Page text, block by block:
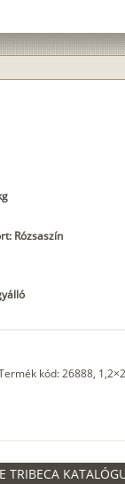
Rózsaszín
kód: 26888,
TRIBECA